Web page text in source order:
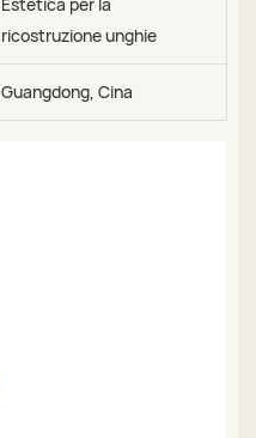
ricostruzione unghie
Guangdong, Cina